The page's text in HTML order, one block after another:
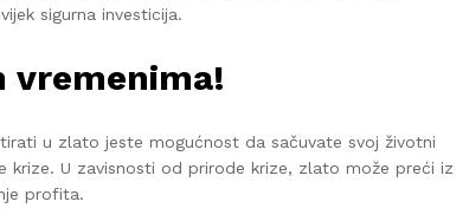
sigurna investicija.
vremenima!
u zlato jeste mogućnost da sačuvate svoj životni
U zavisnosti od prirode krize, zlato može preći iz
profita.